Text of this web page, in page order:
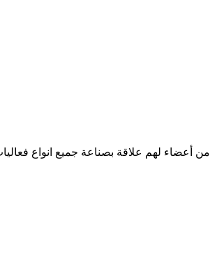
أعضاء لهم علاقة بصناعة جميع انواع